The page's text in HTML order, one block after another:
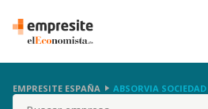
EMPRESITE ESPAÑA ABSORVIA
Buscar